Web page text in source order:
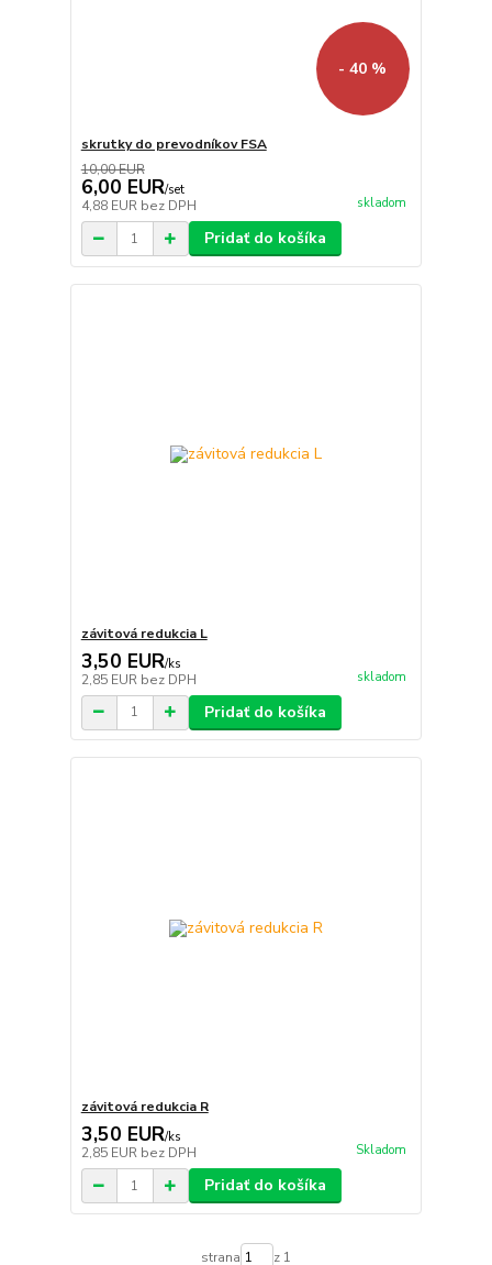
- 40 %
skrutky do prevodníkov FSA
10,00 EUR
6,00 EUR/set
4,88 EUR bez DPH skladom
Pridať do košíka
závitová redukcia L
3,50 EUR/ks
2,85 EUR bez DPH skladom
Pridať do košíka
závitová redukcia R
3,50 EUR/ks
2,85 EUR bez DPH Skladom
Pridať do košíka
strana z 1